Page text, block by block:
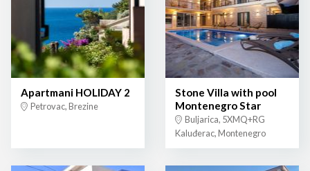
Apartmani HOLIDAY 2
Petrovac, Brezine
Stone Villa with pool
Montenegro Star
Buljarica, 5XMQ+RG
Kaluđerac, Montenegro